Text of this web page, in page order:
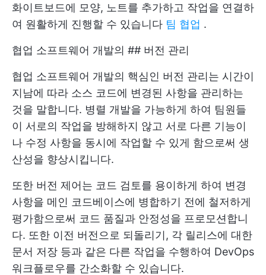
화이트보드에 모양, 노트를 추가하고 작업을 연결하
여 원활하게 진행할 수 있습니다 팀 협업 .
협업 소프트웨어 개발의 ## 버전 관리
협업 소프트웨어 개발의 핵심인 버전 관리는 시간이
지남에 따라 소스 코드에 변경된 사항을 관리하는
것을 말합니다. 병렬 개발을 가능하게 하여 팀원들
이 서로의 작업을 방해하지 않고 서로 다른 기능이
나 수정 사항을 동시에 작업할 수 있게 함으로써 생
산성을 향상시킵니다.
또한 버전 제어는 코드 검토를 용이하게 하여 변경
사항을 메인 코드베이스에 병합하기 전에 철저하게
평가함으로써 코드 품질과 안정성을 프로모션합니
다. 또한 이전 버전으로 되돌리기, 각 릴리스에 대한
문서 저장 등과 같은 다른 작업을 수행하여 DevOps
워크플로우를 간소화할 수 있습니다.